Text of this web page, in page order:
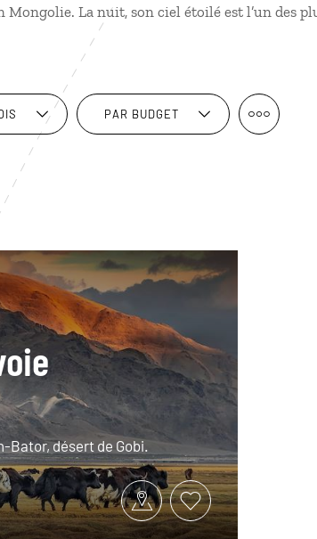
La nuit, son ciel étoilé est l’un des
PAR BUDGET
Bator, désert de Gobi.